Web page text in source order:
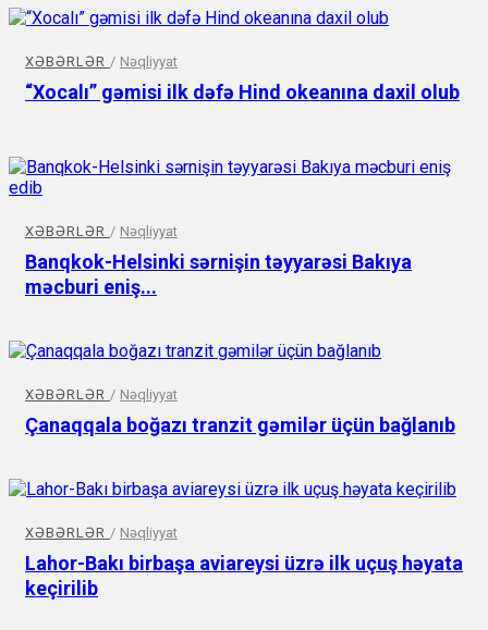
XƏBƏRLƏR / Nəqliyyat
“Xocalı” gəmisi ilk dəfə Hind okeanına daxil olub
XƏBƏRLƏR / Nəqliyyat
Banqkok-Helsinki sərnişin təyyarəsi Bakıya
məcburi eniş...
XƏBƏRLƏR / Nəqliyyat
Çanaqqala boğazı tranzit gəmilər üçün bağlanıb
XƏBƏRLƏR / Nəqliyyat
Lahor-Bakı birbaşa aviareysi üzrə ilk uçuş həyata
keçirilib